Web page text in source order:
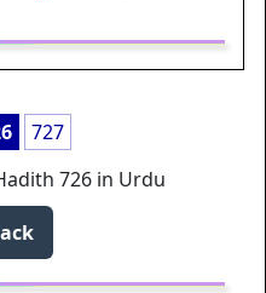
727
726 in Urdu
⬅️